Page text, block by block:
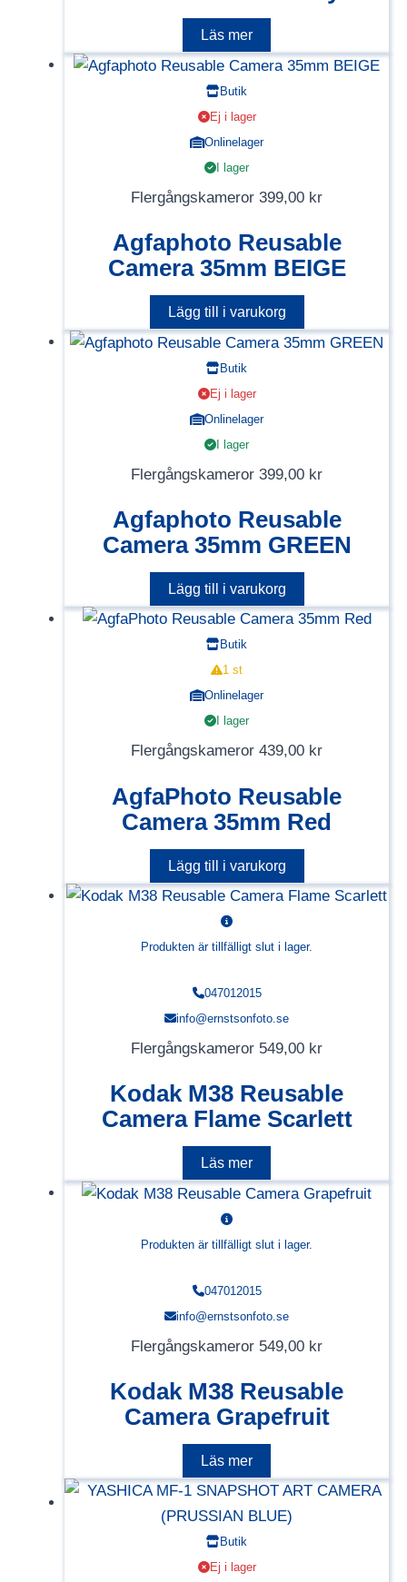
Läs mer
Butik
Ej i lager
Onlinelager
I lager
Flergångskameror 399,00 kr
Agfaphoto Reusable
Camera 35mm BEIGE
Lägg till i varukorg
Butik
Ej i lager
Onlinelager
I lager
Flergångskameror 399,00 kr
Agfaphoto Reusable
Camera 35mm GREEN
Lägg till i varukorg
Butik
1 st
Onlinelager
I lager
Flergångskameror 439,00 kr
AgfaPhoto Reusable
Camera 35mm Red
Lägg till i varukorg
Produkten är tillfälligt slut i lager.
047012015
info@ernstsonfoto.se
Flergångskameror 549,00 kr
Kodak M38 Reusable
Camera Flame Scarlett
Läs mer
Produkten är tillfälligt slut i lager.
047012015
info@ernstsonfoto.se
Flergångskameror 549,00 kr
Kodak M38 Reusable
Camera Grapefruit
Läs mer
Butik
Ej i lager